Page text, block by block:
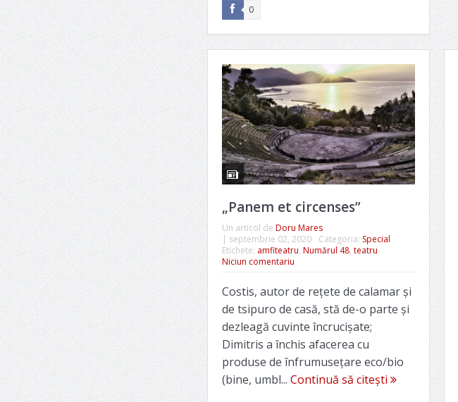
0
„Panem et circenses”
Un articol de Doru Mares
| septembrie 02, 2020 Categoria: Special
Etichete: amfiteatru, Numărul 48, teatru
Niciun comentariu
Costis, autor de rețete de calamar și
de tsipuro de casă, stă de-o parte și
dezleagă cuvinte încrucișate;
Dimitris a închis afacerea cu
produse de înfrumusețare eco/bio
(bine, umbl... Continuă să citești